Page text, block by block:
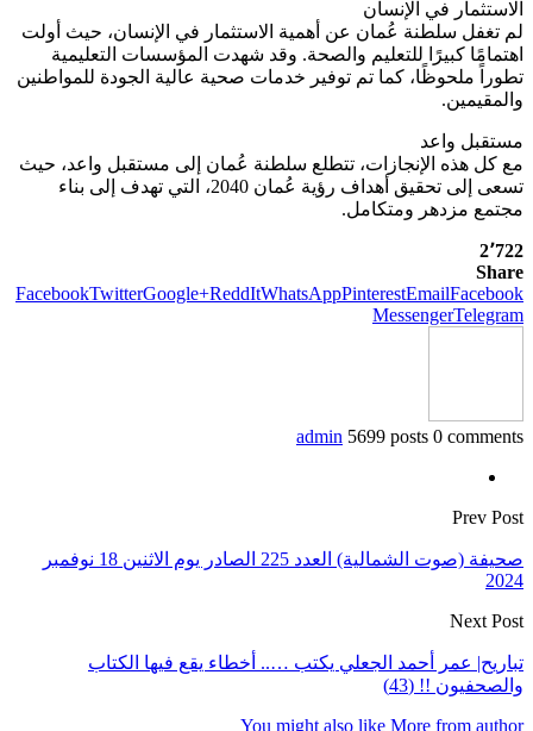
الاستثمار في الإنسان
لم تغفل سلطنة عُمان عن أهمية الاستثمار في الإنسان، حيث أولت
اهتمامًا كبيرًا للتعليم والصحة. وقد شهدت المؤسسات التعليمية
تطوراً ملحوظًا، كما تم توفير خدمات صحية عالية الجودة للمواطنين
والمقيمين.
مستقبل واعد
مع كل هذه الإنجازات، تتطلع سلطنة عُمان إلى مستقبل واعد، حيث
تسعى إلى تحقيق أهداف رؤية عُمان 2040، التي تهدف إلى بناء
مجتمع مزدهر ومتكامل.
2٬722
Share
FacebookTwitterGoogle+ReddItWhatsAppPinterestEmailFacebook
MessengerTelegram
admin 5699 posts 0 comments
Prev Post
صحيفة (صوت الشمالية) العدد 225 الصادر يوم الاثنين 18 نوفمبر
2024
Next Post
تباريح| عمر أحمد الجعلي يكتب ….. أخطاء يقع فيها الكتاب
والصحفيون !! (43)
You might also like More from author